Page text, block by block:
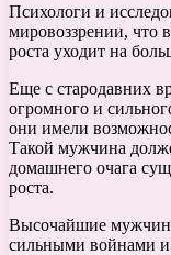
Психологи и
мировоззрении, что
роста уходит на
Еще с стародавних
огромного и
они имели
Такой мужчина
домашнего очага
роста.
Высочайшие
сильными войнами и